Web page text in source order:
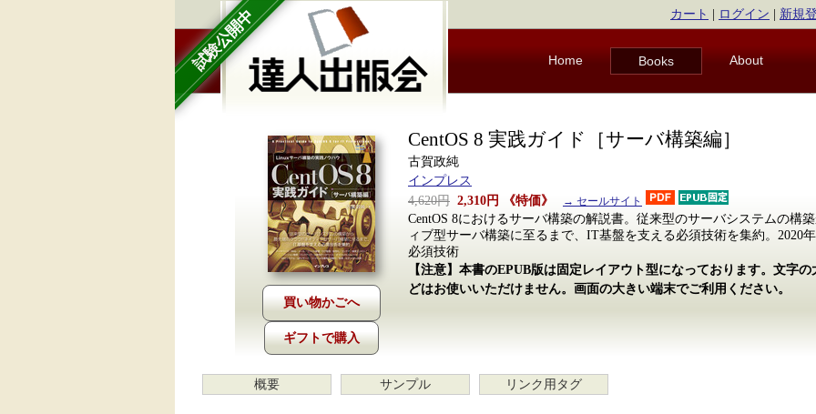
試験公開中 カート ログイン 新規
Home Books About
ギフトで購入
CentOS 8 実践ガイド［サーバ構築編］
古賀政純
インプレス
4,620円 2,310円 《特価》 → セールサイト
CentOS 8におけるサーバ構築の解説書。従来型のサーバシステムの構
ィブ型サーバ構築に至るまで、IT基盤を支える必須技術を集約。2020
必須技術
【注意】本書のEPUB版は固定レイアウト型になっております。文字
どはお使いいただけません。画面の大きい端末でご利用ください。
概要 サンプル リンク用タグ